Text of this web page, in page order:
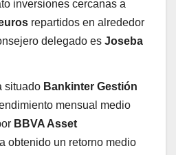
inversiones cercanas a
repartidos en alrededor
delegado es Joseba
situado Bankinter Gestión
mensual medio
BBVA Asset
obtenido un retorno medio